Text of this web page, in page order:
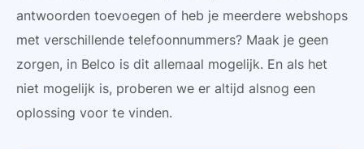
antwoorden toevoegen of heb je meerdere webshops
met verschillende telefoonnummers? Maak je geen
zorgen, in Belco is dit allemaal mogelijk. En als het
niet mogelijk is, proberen we er altijd alsnog een
oplossing voor te vinden.